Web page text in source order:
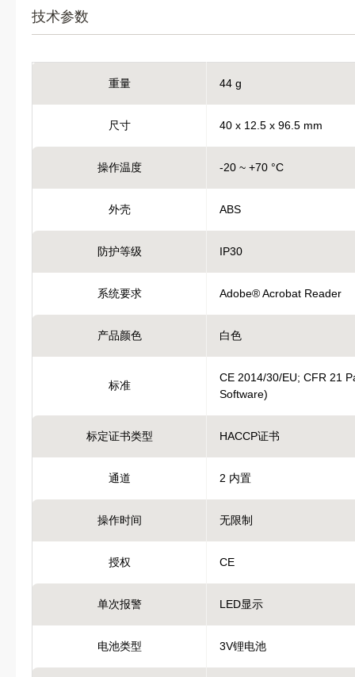
技术参数
重量 44 g
尺寸 40 x 12.5 x 96.5 mm
操作温度 -20 ~ +70 °C
外壳 ABS
防护等级 IP30
系统要求 Adobe® Acrobat Reader
产品颜色 白色
标准
CE 2014/30/EU; CFR 21
Software)
标定证书类型 HACCP证书
通道 2 内置
操作时间 无限制
授权 CE
单次报警 LED显示
电池类型 3V锂电池